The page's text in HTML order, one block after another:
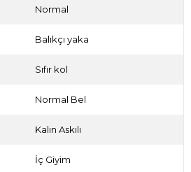
Normal
Balıkçı yaka
Sıfır kol
Normal Bel
Kalın Askılı
İç Giyim